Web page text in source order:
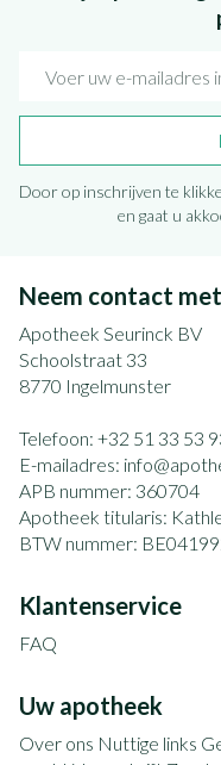
Door op inschrijven te
en gaat u
Neem contact
Apotheek Seurinck BV
Schoolstraat 33
8770 Ingelmunster
Telefoon: +32 51 33 53
E-mailadres: info@
APB nummer: 360704
Apotheek titularis:
BTW nummer:
Klantenservice
FAQ
Uw apotheek
Over ons Nuttige links